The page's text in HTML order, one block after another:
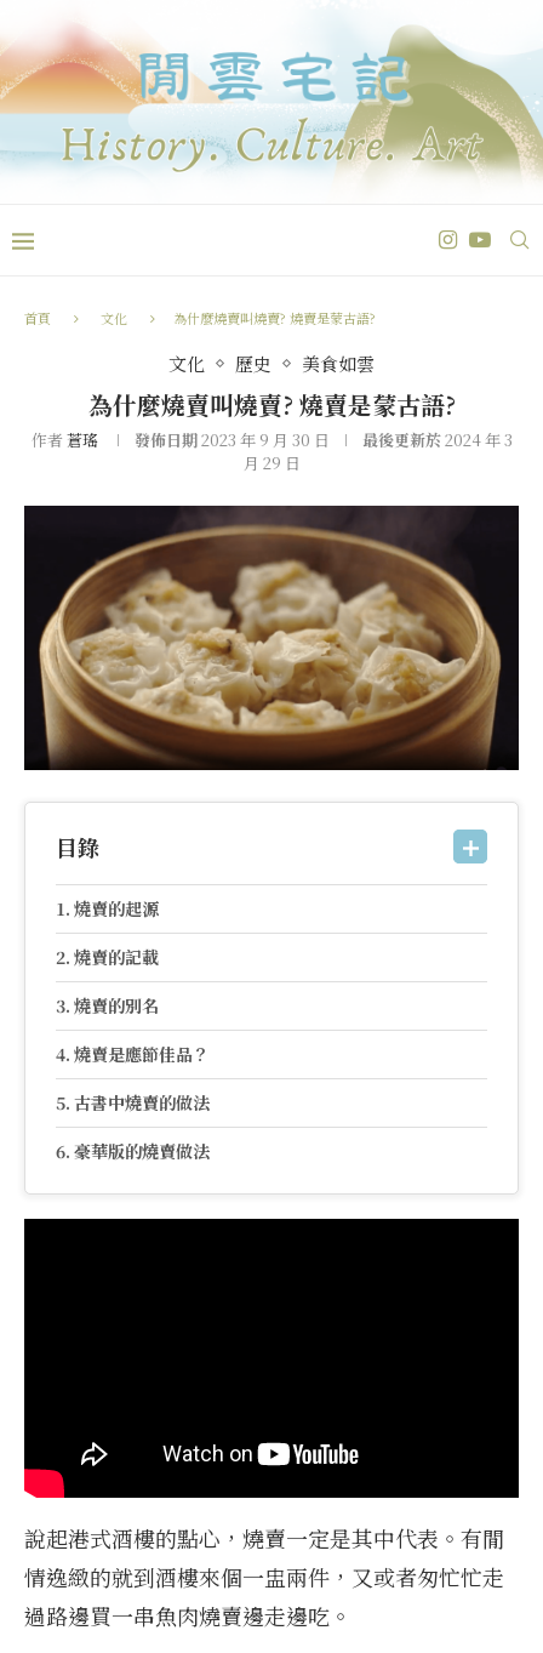
首頁 文化 為什麼燒賣叫燒賣? 燒賣是蒙古語?
文化 歷史 美食如雲
為什麼燒賣叫燒賣? 燒賣是蒙古語?
作者 蒼瑤 發佈日期2023 年 9 月 30 日 最後更新於2024 年 3
月 29 日
目錄
燒賣的起源
燒賣的記載
燒賣的別名
燒賣是應節佳品？
古書中燒賣的做法
豪華版的燒賣做法
說起港式酒樓的點心，燒賣一定是其中代表。有閒
情逸緻的就到酒樓來個一盅兩件，又或者匆忙忙走
過路邊買一串魚肉燒賣邊走邊吃。